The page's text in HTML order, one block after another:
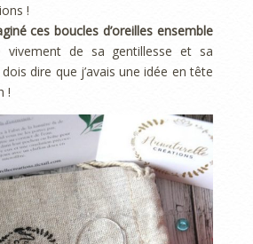
!
ces boucles d’oreilles ensemble
de sa gentillesse et sa
dire que j’avais une idée en tête
!